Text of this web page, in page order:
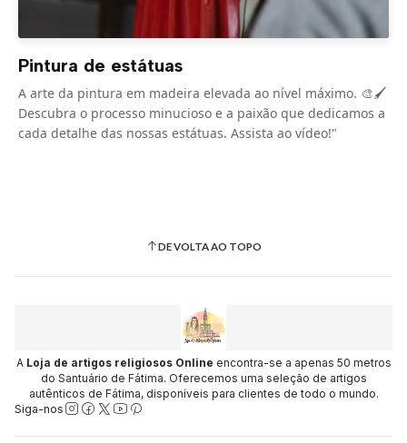
Pintura de estátuas
A arte da pintura em madeira elevada ao nível máximo. 🎨🖌️
Descubra o processo minucioso e a paixão que dedicamos a
cada detalhe das nossas estátuas. Assista ao vídeo!"
DE VOLTA AO TOPO
A Loja de artigos religiosos Online encontra-se a apenas 50 metros
do Santuário de Fátima. Oferecemos uma seleção de artigos
autênticos de Fátima, disponíveis para clientes de todo o mundo.
Siga-nos